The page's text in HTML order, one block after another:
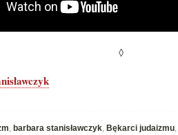
◊
, barbara stanisławczyk, Bękarci judaizmu,